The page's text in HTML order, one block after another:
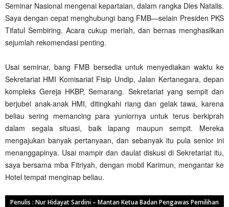
Seminar Nasional mengenai kepartaian, dalam rangka Dies Natalis.
Saya dengan cepat menghubungi bang FMB—selain Presiden PKS
Tifatul Sembiring. Acara cukup meriah, dan bernas menghasilkan
sejumlah rekomendasi penting.
Usai seminar, bang FMB bersedia untuk menyediakan waktu ke
Sekretariat HMI Komisariat Fisip Undip, Jalan Kertanegara, depan
kompleks Gereja HKBP, Semarang. Sekretariat yang sempit dan
berjubel anak-anak HMI, ditingkahi riang dan gelak tawa, karena
beliau sering memancing para yuniornya untuk terus berkiprah
dalam segala situasi, baik lapang maupun sempit. Mereka
mengajukan banyak pertanyaan, dan sebanyak itu pula senior ini
menanggapinya. Usai mampir dan daulat diskusi di Sekretariat itu,
saya bersama mba Fitriyah, dengan mobil Karimun, mengantar ke
Hotel tempat menginap beliau.
Penulis : Nur Hidayat Sardini – Mantan Ketua Badan Pengawas Pemilihan